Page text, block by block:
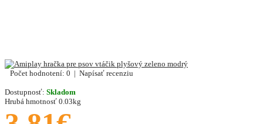
Počet hodnotení: 0 | Napísať recenziu
Dostupnosť: Skladom
Hrubá hmotnosť 0.03kg